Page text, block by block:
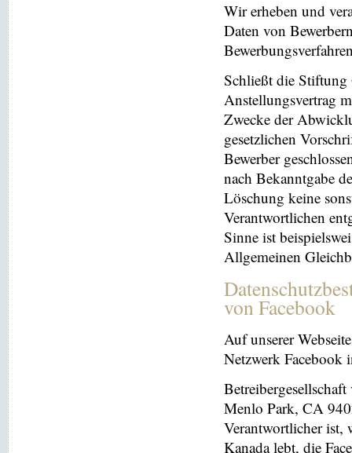
Wir erheben und
Daten von
Schließt die Stiftung
Anstellungsvertrag
Zwecke der
gesetzlichen
Bewerber
nach Bekanntgabe
Löschung keine
Verantwortlichen
Sinne ist
Allgemeinen
von Facebook
Auf unserer
Netzwerk Facebook
Menlo Park, CA
Verantwortlicher ist,
Kanada lebt, die